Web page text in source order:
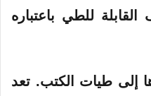
للطي باعتباره
إلى طيات الكتب. تعد